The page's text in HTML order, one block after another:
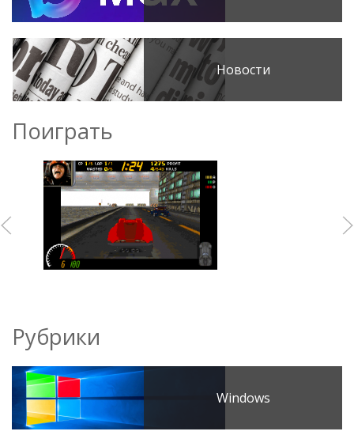
Новости
Поиграть
Рубрики
Windows